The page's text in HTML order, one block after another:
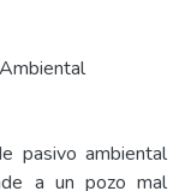
pasivo ambiental
a un pozo mal